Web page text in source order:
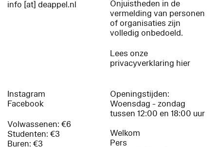
info [at] deappel.nl
Onjuistheden in de
vermelding van personen
of organisaties zijn
volledig onbedoeld.
Lees onze
privacyverklaring hier
Instagram
Facebook
Volwassenen: €6
Studenten: €3
Buren: €3
Openingstijden:
Woensdag - zondag
tussen 12:00 en 18:00 uur
Welkom
Pers